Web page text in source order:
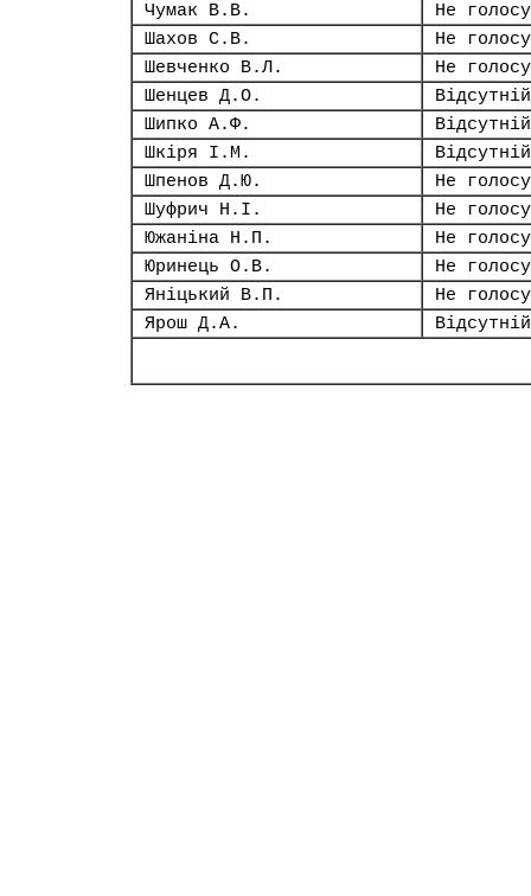
Чумак В.В.
Не
Шахов С.В.
Не
Шевченко В.Л.
Не
Шенцев Д.О.
Відсутній
Шипко А.Ф.
Відсутній
Шкіря І.М.
Відсутній
Шпенов Д.Ю.
Не
Шуфрич Н.І.
Не
Южаніна Н.П.
Не
Юринець О.В.
Не
Яніцький В.П.
Не
Ярош Д.А.
Відсутній